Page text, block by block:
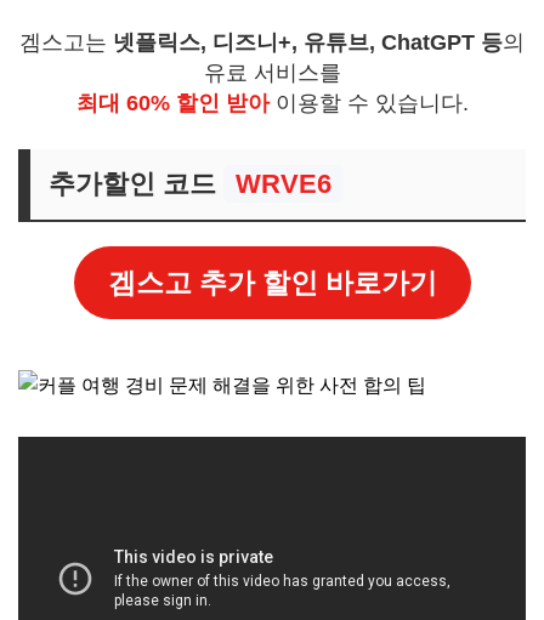
겜스고는 넷플릭스, 디즈니+, 유튜브, ChatGPT 등의
유료 서비스를
최대 60% 할인 받아이용할 수 있습니다.
추가할인 코드 WRVE6
겜스고 추가 할인 바로가기